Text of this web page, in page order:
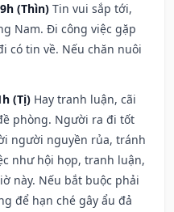
(Thìn) Tin vui sắp tới,
Nam. Đi công việc gặp
có tin về. Nếu chăn nuôi
(Tị) Hay tranh luận, cãi
phòng. Người ra đi tốt
người nguyền rủa, tránh
như hội họp, tranh luận,
này. Nếu bắt buộc phải
để hạn ché gây ẩu đả